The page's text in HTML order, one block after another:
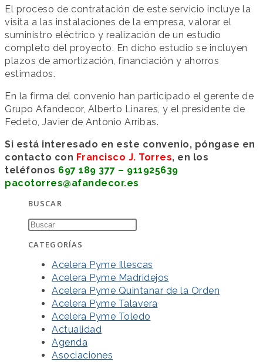
El proceso de contratación de este servicio incluye la
visita a las instalaciones de la empresa, valorar el
suministro eléctrico y realización de un estudio
completo del proyecto. En dicho estudio se incluyen
plazos de amortización, financiación y ahorros
estimados.
En la firma del convenio han participado el gerente de
Grupo Afandecor, Alberto Linares, y el presidente de
Fedeto, Javier de Antonio Arribas.
Si está interesado en este convenio, póngase en
contacto con Francisco J. Torres, en los
teléfonos 697 189 377 – 911925639
pacotorres@afandecor.es
BUSCAR
CATEGORÍAS
Acelera Pyme Illescas
Acelera Pyme Madridejos
Acelera Pyme Quintanar de la Orden
Acelera Pyme Talavera
Acelera Pyme Toledo
Actualidad
Agenda
Asociaciones